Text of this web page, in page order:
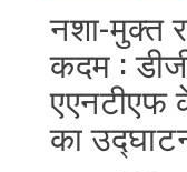
नशा-मुक्त
कदम :
एएनटीएफ
का